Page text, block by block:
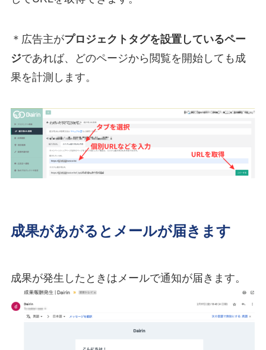
＊広告主がプロジェクトタグを設置しているペー
ジであれば、どのページから閲覧を開始しても成
果を計測します。
成果があがるとメールが届きます
成果が発生したときはメールで通知が届きます。